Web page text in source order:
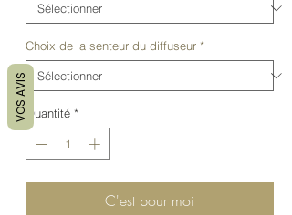
Choix de la senteur du diffuseur *
Quantité *
C'est pour moi
VOS AVIS